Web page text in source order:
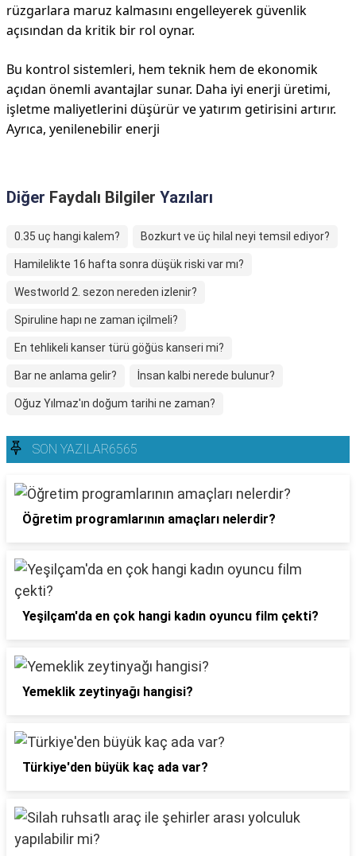
rüzgarlara maruz kalmasını engelleyerek güvenlik
açısından da kritik bir rol oynar.
Bu kontrol sistemleri, hem teknik hem de ekonomik
açıdan önemli avantajlar sunar. Daha iyi enerji üretimi,
işletme maliyetlerini düşürür ve yatırım getirisini artırır.
Ayrıca, yenilenebilir enerji
Diğer Faydalı Bilgiler Yazıları
0.35 uç hangi kalem? Bozkurt ve üç hilal neyi temsil ediyor?
Hamilelikte 16 hafta sonra düşük riski var mı?
Westworld 2. sezon nereden izlenir?
Spiruline hapı ne zaman içilmeli?
En tehlikeli kanser türü göğüs kanseri mi?
Bar ne anlama gelir? İnsan kalbi nerede bulunur?
Oğuz Yılmaz'ın doğum tarihi ne zaman?
SON YAZILAR6565
Öğretim programlarının amaçları nelerdir?
Yeşilçam'da en çok hangi kadın oyuncu film çekti?
Yemeklik zeytinyağı hangisi?
Türkiye'den büyük kaç ada var?